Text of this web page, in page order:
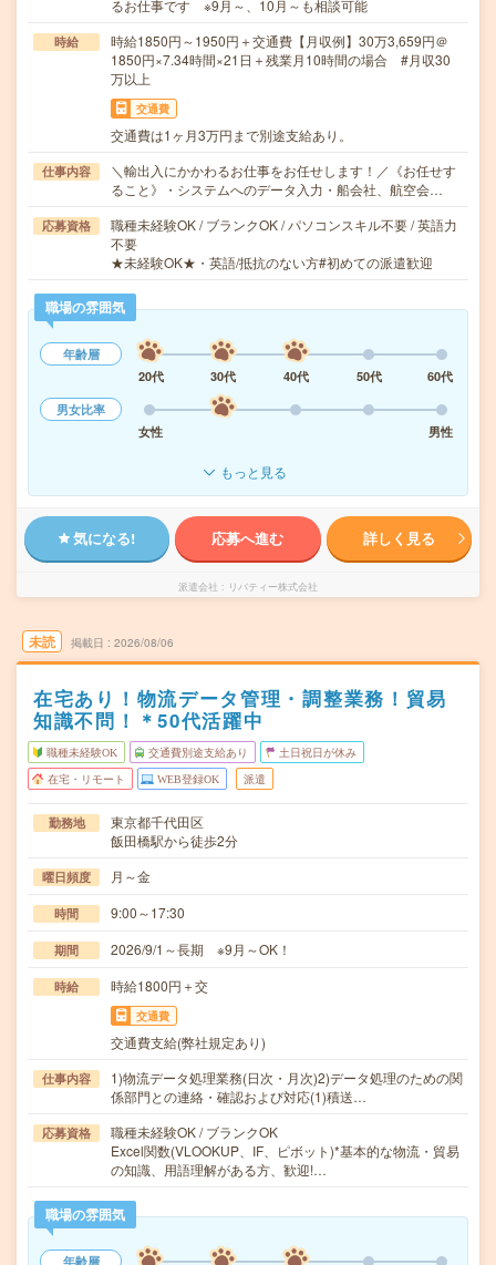
るお仕事です ※9月～、10月～も相談可能
時給
時給1850円～1950円＋交通費【月収例】30万3,659円＠
1850円×7.34時間×21日＋残業月10時間の場合 #月収30
万以上
交通費
交通費は1ヶ月3万円まで別途支給あり。
仕事内容
＼輸出入にかかわるお仕事をお任せします！／《お任せす
ること》・システムへのデータ入力・船会社、航空会…
応募資格
職種未経験OK / ブランクOK / パソコンスキル不要 / 英語力
不要
★未経験OK★・英語/抵抗のない方#初めての派遣歓迎
職場の雰囲気
年齢層
20代
30代 40代 50代
60代
男女比率
女性
男性
もっと見る
気になる! 応募へ進む 詳しく見る
派遣会社 リバティー株式会社
未読 掲載日 2026/08/06
在宅あり！物流データ管理・調整業務！貿易
知識不問！＊50代活躍中
職種未経験OK 交通費別途支給あり 土日祝日が休み
在宅・リモート WEB登録OK 派遣
勤務地
東京都千代田区
飯田橋駅から徒歩2分
曜日頻度 月～金
時間 9:00～17:30
期間 2026/9/1～長期 ※9月～OK！
時給 時給1800円＋交
交通費
交通費支給(弊社規定あり)
仕事内容
1)物流データ処理業務(日次・月次)2)データ処理のための関
係部門との連絡・確認および対応(1)積送…
応募資格
職種未経験OK / ブランクOK
Excel関数(VLOOKUP、IF、ピボット)*基本的な物流・貿易
の知識、用語理解がある方、歓迎!…
職場の雰囲気
年齢層